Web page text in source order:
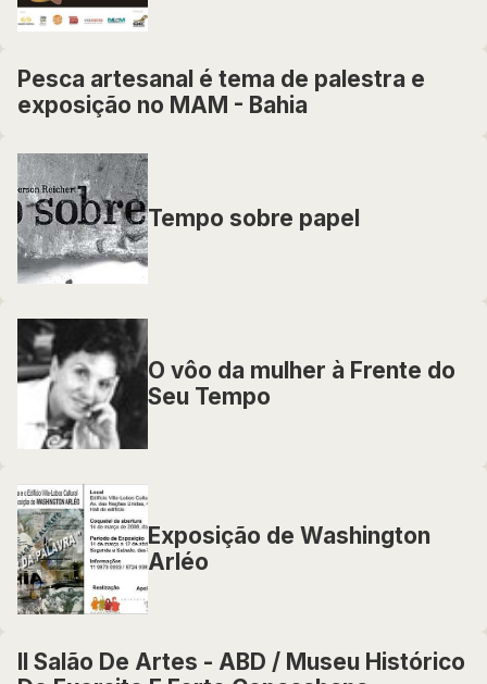
Pesca artesanal é tema de palestra e
exposição no MAM - Bahia
Tempo sobre papel
O vôo da mulher à Frente do
Seu Tempo
Exposição de Washington
Arléo
II Salão De Artes - ABD / Museu Histórico